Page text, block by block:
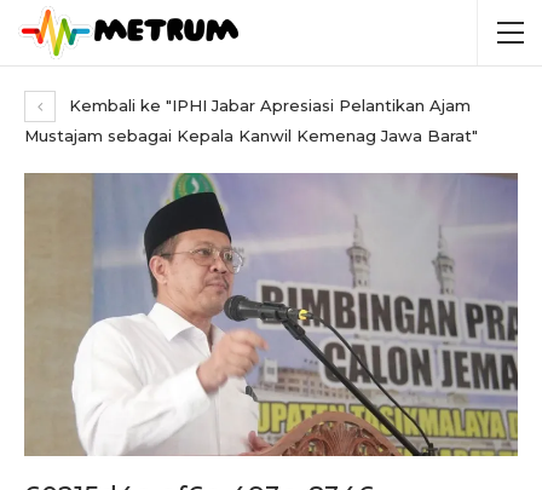
Kembali ke "IPHI Jabar Apresiasi Pelantikan Ajam
Mustajam sebagai Kepala Kanwil Kemenag Jawa Barat"